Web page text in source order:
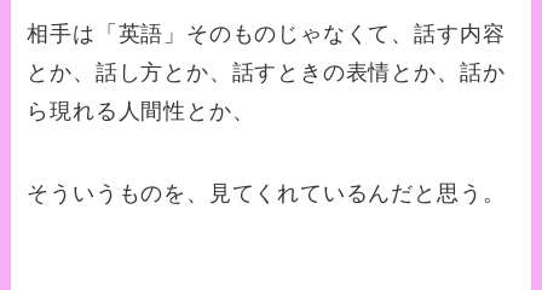
相手は「英語」そのものじゃなくて、話す内容
とか、話し方とか、話すときの表情とか、話か
ら現れる人間性とか、
そういうものを、見てくれているんだと思う。